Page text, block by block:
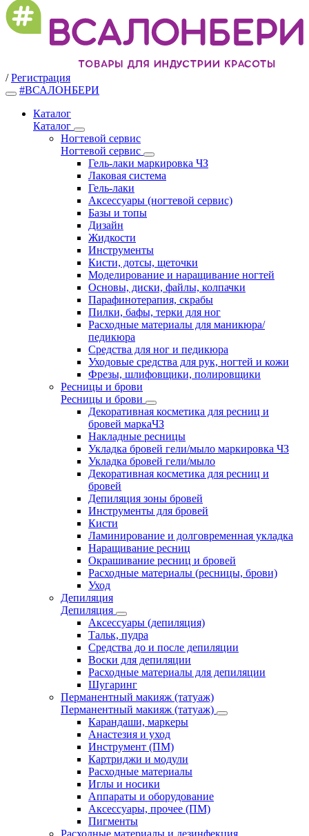
/ Регистрация
#ВСАЛОНБЕРИ
Каталог
Каталог
Ногтевой сервис
Ногтевой сервис
Гель-лаки маркировка ЧЗ
Лаковая система
Гель-лаки
Аксессуары (ногтевой сервис)
Базы и топы
Дизайн
Жидкости
Инструменты
Кисти, дотсы, щеточки
Моделирование и наращивание ногтей
Основы, диски, файлы, колпачки
Парафинотерапия, скрабы
Пилки, бафы, терки для ног
Расходные материалы для маникюра/
педикюра
Средства для ног и педикюра
Уходовые средства для рук, ногтей и кожи
Фрезы, шлифовщики, полировщики
Ресницы и брови
Ресницы и брови
Декоративная косметика для ресниц и
бровей маркаЧЗ
Накладные ресницы
Укладка бровей гели/мыло маркировка ЧЗ
Укладка бровей гели/мыло
Декоративная косметика для ресниц и
бровей
Депиляция зоны бровей
Инструменты для бровей
Кисти
Ламинирование и долговременная укладка
Наращивание ресниц
Окрашивание ресниц и бровей
Расходные материалы (ресницы, брови)
Уход
Депиляция
Депиляция
Аксессуары (депиляция)
Тальк, пудра
Средства до и после депиляции
Воски для депиляции
Расходные материалы для депиляции
Шугаринг
Перманентный макияж (татуаж)
Перманентный макияж (татуаж)
Карандаши, маркеры
Анастезия и уход
Инструмент (ПМ)
Картриджи и модули
Расходные материалы
Иглы и носики
Аппараты и оборудование
Аксессуары, прочее (ПМ)
Пигменты
Расходные материалы и дезинфекция